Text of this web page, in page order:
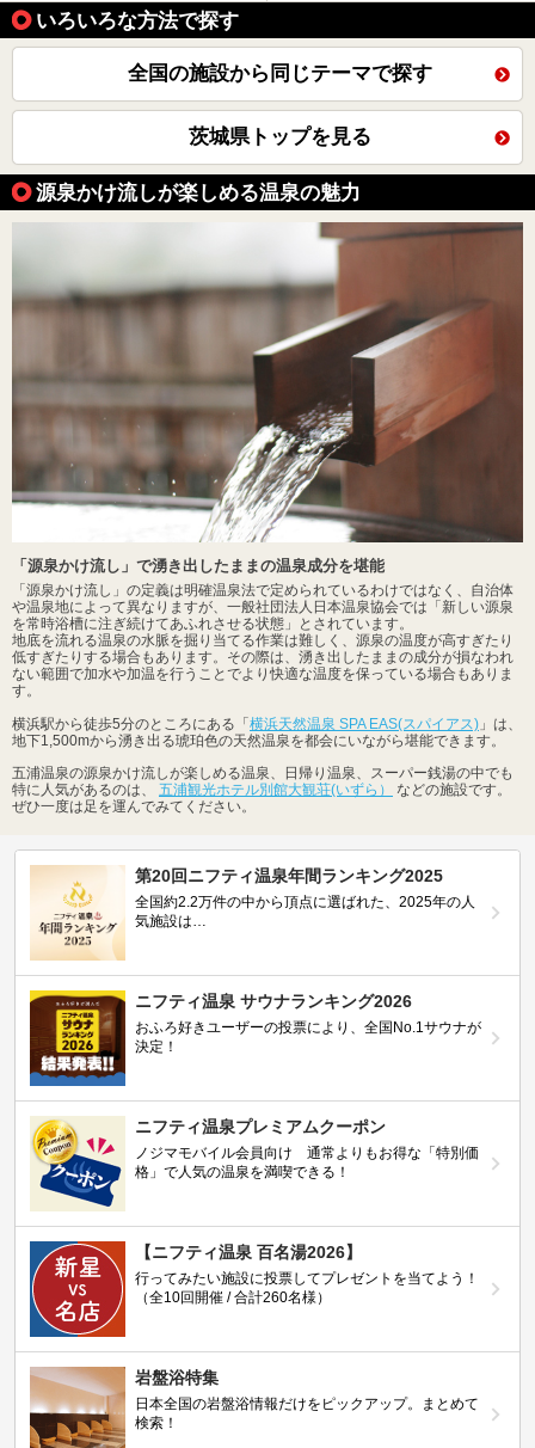
いろいろな方法で探す
全国の施設から同じテーマで探す
茨城県トップを見る
源泉かけ流しが楽しめる温泉の魅力
「源泉かけ流し」で湧き出したままの温泉成分を堪能
「源泉かけ流し」の定義は明確温泉法で定められているわけではなく、自治体
や温泉地によって異なりますが、一般社団法人日本温泉協会では「新しい源泉
を常時浴槽に注ぎ続けてあふれさせる状態」とされています。
地底を流れる温泉の水脈を掘り当てる作業は難しく、源泉の温度が高すぎたり
低すぎたりする場合もあります。その際は、湧き出したままの成分が損なわれ
ない範囲で加水や加温を行うことでより快適な温度を保っている場合もありま
す。
横浜駅から徒歩5分のところにある「横浜天然温泉 SPA EAS(スパイアス) 」は、
地下1,500mから湧き出る琥珀色の天然温泉を都会にいながら堪能できます。
五浦温泉の源泉かけ流しが楽しめる温泉、日帰り温泉、スーパー銭湯の中でも
特に人気があるのは、 五浦観光ホテル別館大観荘(いずら）
などの施設です。
ぜひ一度は足を運んでみてください。
第20回ニフティ温泉年間ランキング2025
全国約2.2万件の中から頂点に選ばれた、2025年の人
気施設は…
ニフティ温泉 サウナランキング2026
おふろ好きユーザーの投票により、全国No.1サウナが
決定！
ニフティ温泉プレミアムクーポン
ノジマモバイル会員向け 通常よりもお得な「特別価
格」で人気の温泉を満喫できる！
【ニフティ温泉 百名湯2026】
行ってみたい施設に投票してプレゼントを当てよう！
（全10回開催 / 合計260名様）
岩盤浴特集
日本全国の岩盤浴情報だけをピックアップ。まとめて
検索！